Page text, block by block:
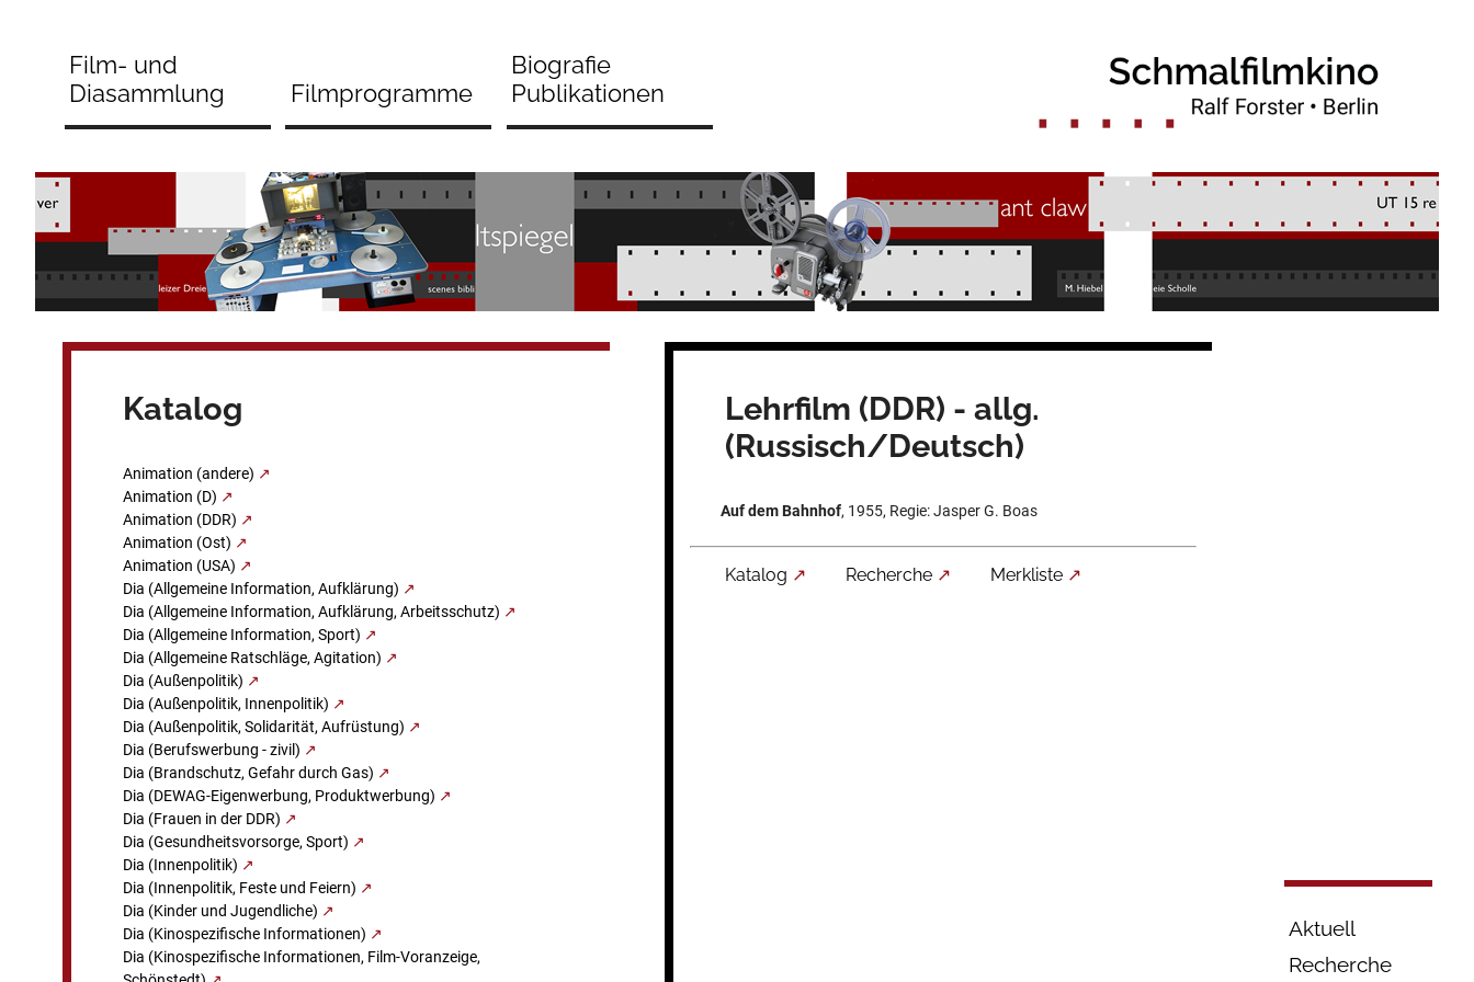
springenFilm- und
Diasammlung
Filmprogramme
Biografie
Publikationen
Katalog
Animation (andere)
Animation (D)
Animation (DDR)
Animation (Ost)
Animation (USA)
Dia (Allgemeine Information, Aufklärung)
Dia (Allgemeine Information, Aufklärung, Arbeitsschutz)
Dia (Allgemeine Information, Sport)
Dia (Allgemeine Ratschläge, Agitation)
Dia (Außenpolitik)
Dia (Außenpolitik, Innenpolitik)
Dia (Außenpolitik, Solidarität, Aufrüstung)
Dia (Berufswerbung - zivil)
Dia (Brandschutz, Gefahr durch Gas)
Dia (DEWAG-Eigenwerbung, Produktwerbung)
Dia (Frauen in der DDR)
Dia (Gesundheitsvorsorge, Sport)
Dia (Innenpolitik)
Dia (Innenpolitik, Feste und Feiern)
Dia (Kinder und Jugendliche)
Dia (Kinospezifische Informationen)
Dia (Kinospezifische Informationen, Film-Voranzeige,
Lehrfilm (DDR) - allg.
(Russisch/Deutsch)
Auf dem Bahnhof, 1955, Regie: Jasper G. Boas
Katalog Recherche Merkliste
Aktuell
Recherche